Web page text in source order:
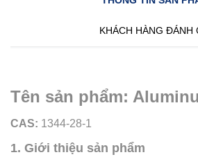
KHÁCH HÀNG ĐÁNH
Tên sản phẩm:
CAS: 1344-28-1
1. Giới thiệu sản phẩm